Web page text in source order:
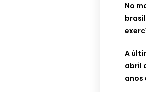
No
A
abril
anos